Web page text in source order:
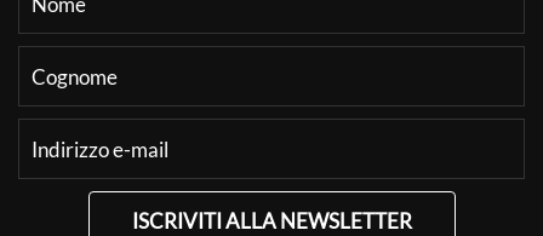
ISCRIVITI ALLA NEWSLETTER